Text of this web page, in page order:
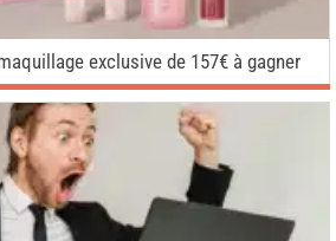
exclusive de 157€ à gagner